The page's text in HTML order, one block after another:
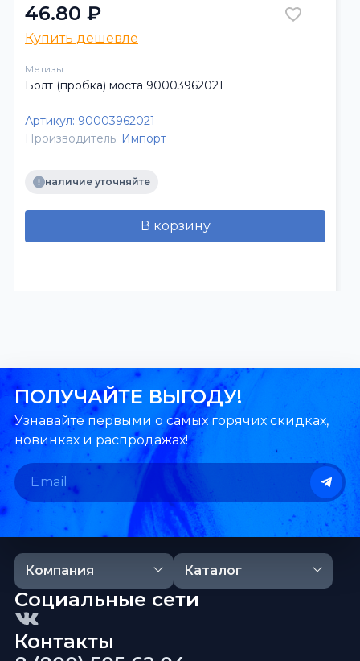
46.80 ₽
Купить дешевле
Метизы
Болт (пробка) моста 90003962021
Артикул: 90003962021
Производитель: Импорт
наличие уточняйте
В корзину
ПОЛУЧАЙТЕ ВЫГОДУ!
Узнавайте первыми о самых горячих скидках,
новинках и распродажах!
Компания Каталог
Контакты
Социальные сети